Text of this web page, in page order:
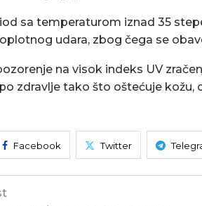
sa temperaturom iznad 35
udara, zbog čega se
na visok indeks UV
zdravlje tako što oštećuje kožu,
Facebook Twitter